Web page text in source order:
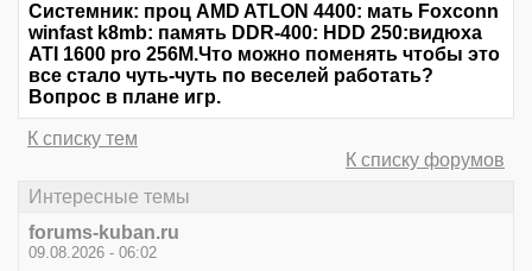
Системник: проц AMD ATLON 4400: мать Foxconn
winfast k8mb: память DDR-400: HDD 250:видюха
ATI 1600 pro 256M.Что можно поменять чтобы это
все стало чуть-чуть по веселей работать?
Вопрос в плане игр.
К списку тем
К списку форумов
Интересные темы
forums-kuban.ru
09.08.2026 - 06:02